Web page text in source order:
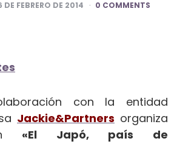
DE FEBRERO DE 2014 0 COMMENTS
con la entidad
Jackie&Partners organiza
«El Japó, país de